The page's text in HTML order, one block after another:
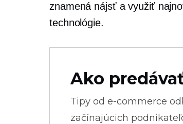
znamená nájsť a využiť
technológie.
Ako
Tipy od e-commerce
začínajúcich